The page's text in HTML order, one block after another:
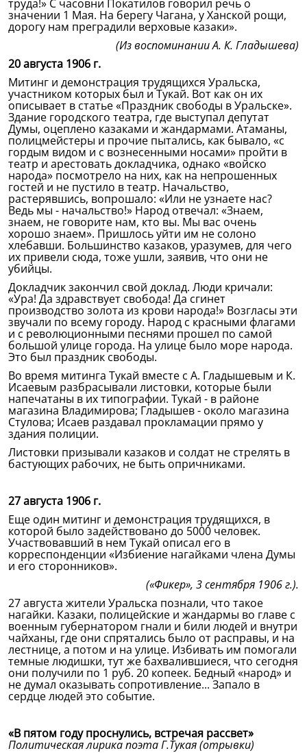
труда!» С часовни Покатилов говорил речь о
значении 1 Мая. На берегу Чагана, у Ханской рощи,
дорогу нам преградили верховые казаки».
(Из воспоминании А. К. Гладышева)
20 августа 1906 г.
Митинг и демонстрация трудящихся Уральска,
участником которых был и Тукай. Вот как он их
описывает в статье «Праздник свободы в Уральске».
Здание городского театра, где выступал депутат
Думы, оцеплено казаками и жандармами. Атаманы,
полицмейстеры и прочие пытались, как бывало, «с
гордым видом и с вознесенными носами» пройти в
театр и арестовать докладчика, однако «войско
народа» посмотрело на них, как на непрошенных
гостей и не пустило в театр. Начальство,
растерявшись, вопрошало: «Или не узнаете нас?
Ведь мы - начальство!» Народ отвечал: «Знаем,
знаем, не говорите нам, кто вы. Мы вас очень
хорошо знаем». Пришлось уйти им не солоно
хлебавши. Большинство казаков, уразумев, для чего
их привели сюда, тоже ушли, заявив, что они не
убийцы.
Докладчик закончил свой доклад. Люди кричали:
«Ура! Да здравствует свобода! Да сгинет
производство золота из крови народа!» Возгласы эти
звучали по всему городу. Народ с красными флагами
и с революционными песнями прошел по самой
большой улице города. На улице было море народа.
Это был праздник свободы.
Во время митинга Тукай вместе с А. Гладышевым и К.
Исаевым разбрасывали листовки, которые были
напечатаны в их типографии. Тукай - в районе
магазина Владимирова; Гладышев - около магазина
Стулова; Исаев раздавал прокламации прямо у
здания полиции.
Листовки призывали казаков и солдат не стрелять в
бастующих рабочих, не быть опричниками.
27 августа 1906 г.
Еще один митинг и демонстрация трудящихся, в
которой было задействовано до 5000 человек.
Участвовавший в нем Тукай описал его в
корреспонденции «Избиение нагайками члена Думы
и его сторонников».
(«Фикер», 3 сентября 1906 г.).
27 августа жители Уральска познали, что такое
нагайки. Казаки, полицейские и жандармы во главе с
военным губернатором гнали и били людей и внутри
чайханы, где они спрятались было от расправы, и на
лестнице, а потом и на улице. Избивать им помогали
темные людишки, тут же бахвалившиеся, что сегодня
они получили по 1 руб. 20 копеек. Бедный «народ» и
не думал оказывать сопротивление... Запало в
сердце людей это событие.
«В пятом году проснулись, встречая рассвет»
Политическая лирика поэта Г.Тукая (отрывки)